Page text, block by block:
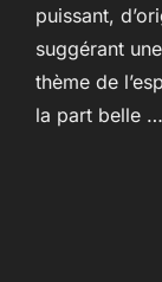
puissant,
suggérant
thème de
la part belle …